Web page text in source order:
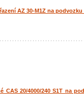
AZ 30-M1Z na
CAS 20/4000/240 S1T na